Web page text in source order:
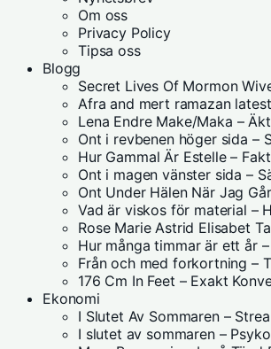
Om oss
Privacy Policy
Tipsa oss
Blogg
Secret Lives Of Mormon
Afra and mert ramazan
Lena Endre Make/Maka –
Ont i revbenen höger sida –
Hur Gammal Är Estelle –
Ont i magen vänster sida –
Ont Under Hälen När Jag
Vad är viskos för material –
Rose Marie Astrid Elisabet
Hur många timmar är ett år
Från och med forkortning –
176 Cm In Feet – Exakt
Ekonomi
I Slutet Av Sommaren –
I slutet av sommaren –